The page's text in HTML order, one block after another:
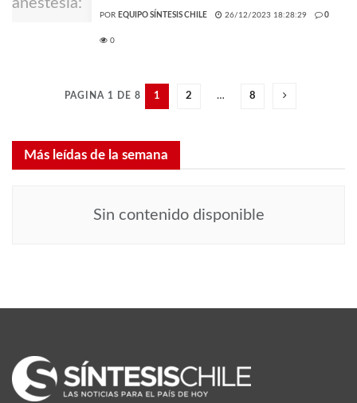
POR EQUIPO SÍNTESIS CHILE 26/12/2023 18:28:29 0
0
PAGINA 1 DE 8 1 2 … 8
Más leídas de la semana
Sin contenido disponible